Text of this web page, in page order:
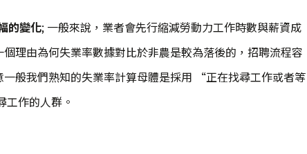
的變化; 一般來說，業者會先行縮減勞動力工作時數與薪資成
理由為何失業率數據對比於非農是較為落後的，招聘流程容
般我們熟知的失業率計算母體是採用 “正在找尋工作或者等
作的人群。